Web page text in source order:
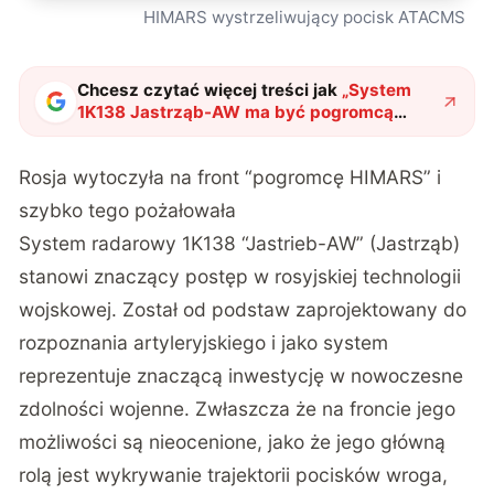
HIMARS wystrzeliwujący pocisk ATACMS
Chcesz czytać więcej treści jak „System
1K138 Jastrząb-AW ma być pogromcą
wyrzutni HIMARS. Jeden z nich został przez
Rosja wytoczyła na front “pogromcę HIMARS” i
szybko tego pożałowała
System radarowy 1K138 “Jastrieb-AW” (Jastrząb)
stanowi znaczący postęp w rosyjskiej technologii
wojskowej. Został od podstaw zaprojektowany do
rozpoznania artyleryjskiego i jako system
reprezentuje znaczącą inwestycję w nowoczesne
zdolności wojenne. Zwłaszcza że na froncie jego
możliwości są nieocenione, jako że jego główną
rolą jest wykrywanie trajektorii pocisków wroga,